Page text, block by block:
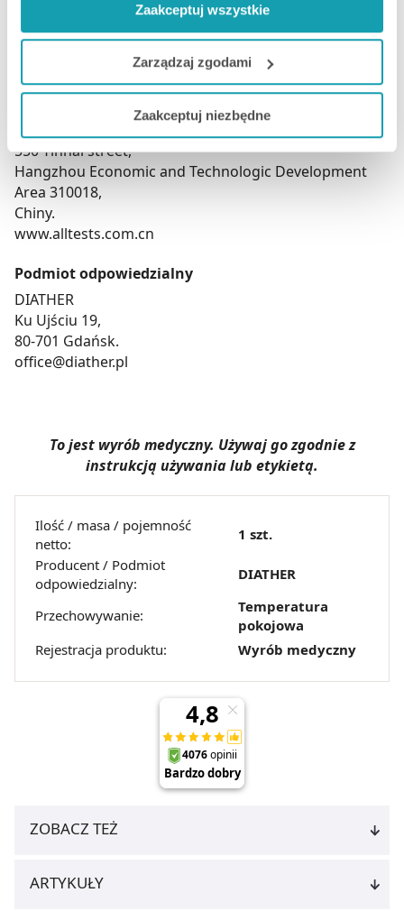
funkcjonalności. W zależności od funkcji, dane o tym jak
korzystasz z naszej witryny będą również przekazywane
do naszych Partnerów marketingowych i analitycznych.
Jeżeli chcesz dostosować swoją zgodę i wybrać tylko
niektóre dodatkowe funkcje, z którymi wiąże się
zbieranie danych o Twojej aktywności dokonaj
preferowanych przez Ciebie wyborów i kliknij „
zgodami”.
Możesz również kliknąć „
pozyskiwanie od Ciebie danych, które nie są niezbędne
dla funkcjonowania Strony. Będzie się to jednak wiązało
z brakiem dostępu do wszystkich funkcjonalności
Strony.
Zaakceptuj wszystkie
Zarządzaj zgodami
Zaakceptuj niezbędne
To jest wyrób medyczny. Używaj go zgodnie z
instrukcją używania lub etykietą.
Tylko do użytku zewnętrznego.
Hangzhou AllTest Biotech Co., Ltd
550 Yinhai street,
Hangzhou Economic and Technologic Development
Area 310018,
Chiny.
www.alltests.com.cn
Podmiot odpowiedzialny
DIATHER
Ku Ujściu 19,
80-701 Gdańsk.
office@diather.pl
To jest wyrób medyczny. Używaj go zgodnie z
instrukcją używania lub etykietą.
Ilość / masa / pojemność
netto:
1 szt.
Producent / Podmiot
odpowiedzialny:
DIATHER
Przechowywanie:
Temperatura
pokojowa
Rejestracja produktu:
Wyrób medyczny
ZOBACZ TEŻ
ARTYKUŁY